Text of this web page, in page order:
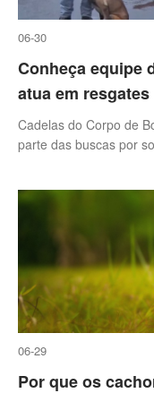
06-30
Conheça equipe
atua em
Cadelas do Corpo de
parte das buscas por
06-29
Por que os